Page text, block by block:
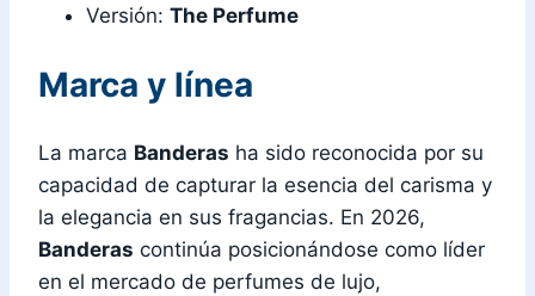
Versión: The Perfume
Marca y línea
La marca Banderas ha sido reconocida por su
capacidad de capturar la esencia del carisma y
la elegancia en sus fragancias. En 2026,
Banderas continúa posicionándose como líder
en el mercado de perfumes de lujo,